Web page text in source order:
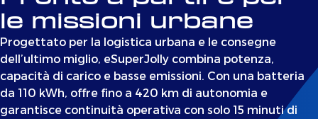
le missioni urbane
Progettato per la logistica urbana e le consegne
dell’ultimo miglio, eSuperJolly combina potenza,
capacità di carico e basse emissioni. Con una batteria
da 110 kWh, offre fino a 420 km di autonomia e
garantisce continuità operativa con solo 15 minuti di